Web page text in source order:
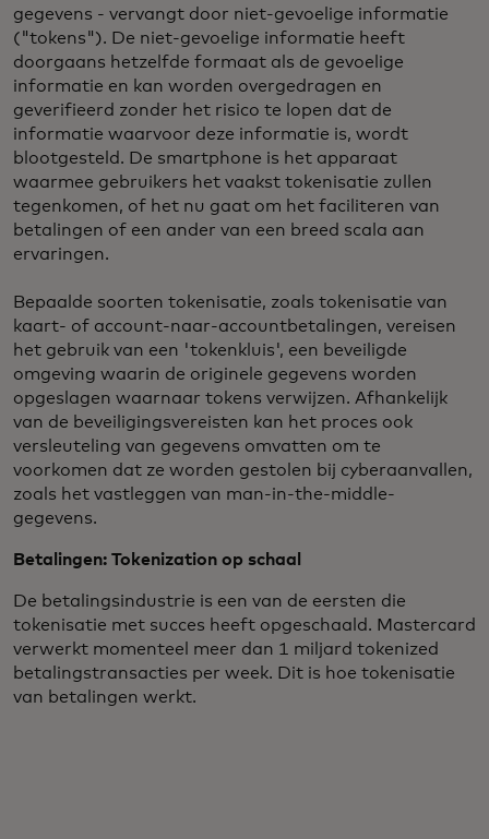
gegevens - vervangt door niet-gevoelige informatie
("tokens"). De niet-gevoelige informatie heeft
doorgaans hetzelfde formaat als de gevoelige
informatie en kan worden overgedragen en
geverifieerd zonder het risico te lopen dat de
informatie waarvoor deze informatie is, wordt
blootgesteld. De smartphone is het apparaat
waarmee gebruikers het vaakst tokenisatie zullen
tegenkomen, of het nu gaat om het faciliteren van
betalingen of een ander van een breed scala aan
ervaringen.
Bepaalde soorten tokenisatie, zoals tokenisatie van
kaart- of account-naar-accountbetalingen, vereisen
het gebruik van een 'tokenkluis', een beveiligde
omgeving waarin de originele gegevens worden
opgeslagen waarnaar tokens verwijzen. Afhankelijk
van de beveiligingsvereisten kan het proces ook
versleuteling van gegevens omvatten om te
voorkomen dat ze worden gestolen bij cyberaanvallen,
zoals het vastleggen van man-in-the-middle-
gegevens.
Betalingen: Tokenization op schaal
De betalingsindustrie is een van de eersten die
tokenisatie met succes heeft opgeschaald. Mastercard
verwerkt momenteel meer dan 1 miljard tokenized
betalingstransacties per week. Dit is hoe tokenisatie
van betalingen werkt.